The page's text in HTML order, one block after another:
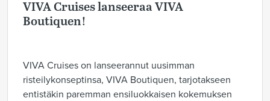
VIVA Cruises lanseeraa VIVA
Boutiquen!
VIVA Cruises on lanseerannut uusimman
risteilykonseptinsa, VIVA Boutiquen, tarjotakseen
entistäkin paremman ensiluokkaisen kokemuksen